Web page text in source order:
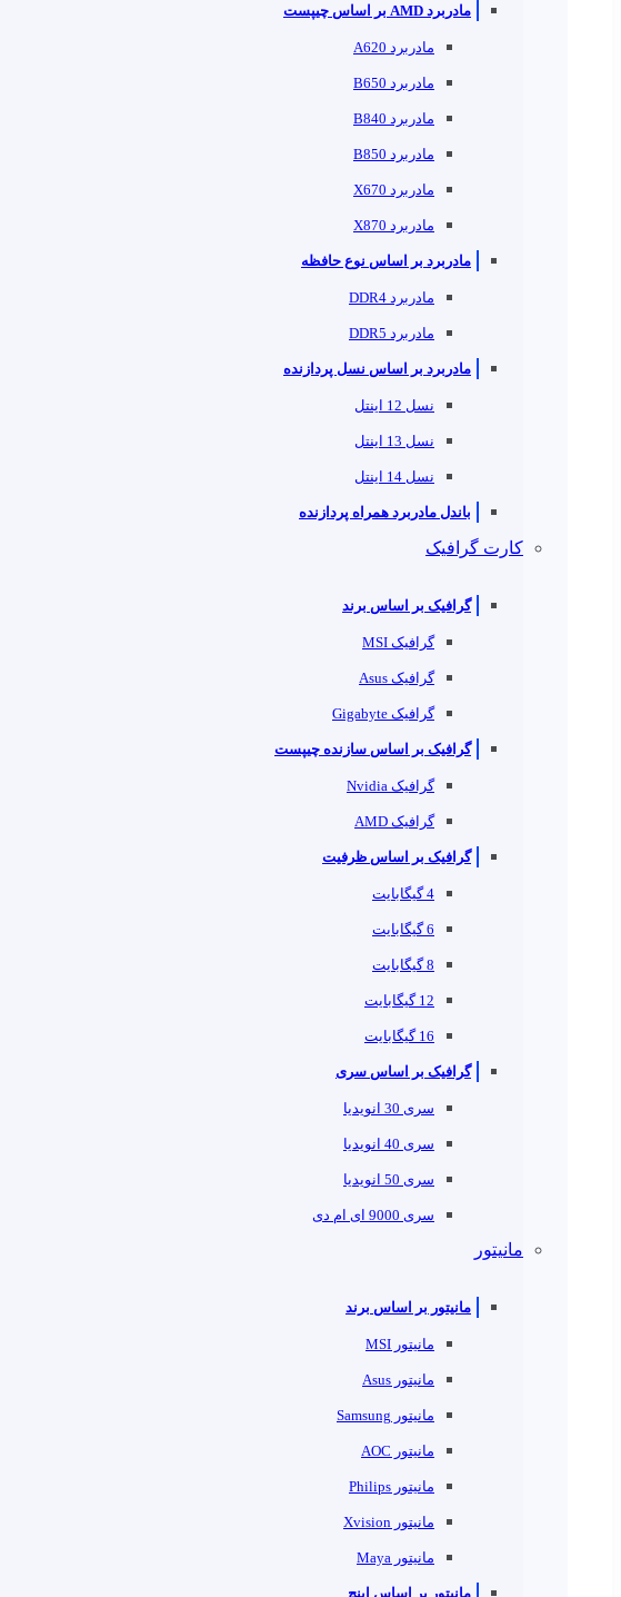
مادربرد AMD بر اساس چیپست
مادربرد A620
مادربرد B650
مادربرد B840
مادربرد B850
مادربرد X670
مادربرد X870
مادربرد بر اساس نوع حافظه
مادربرد DDR4
مادربرد DDR5
مادربرد بر اساس نسل پردازنده
نسل 12 اینتل
نسل 13 اینتل
نسل 14 اینتل
باندل مادربرد همراه پردازنده
کارت گرافیک
گرافیک بر اساس برند
گرافیک MSI
گرافیک Asus
گرافیک Gigabyte
گرافیک بر اساس سازنده چیپست
گرافیک Nvidia
گرافیک AMD
گرافیک بر اساس ظرفیت
4 گیگابایت
6 گیگابایت
8 گیگابایت
12 گیگابایت
16 گیگابایت
گرافیک بر اساس سری
سری 30 انویدیا
سری 40 انویدیا
سری 50 انویدیا
سری 9000 ای ام دی
مانیتور
مانیتور بر اساس برند
مانیتور MSI
مانیتور Asus
مانیتور Samsung
مانیتور AOC
مانیتور Philips
مانیتور Xvision
مانیتور Maya
مانیتور بر اساس اینچ